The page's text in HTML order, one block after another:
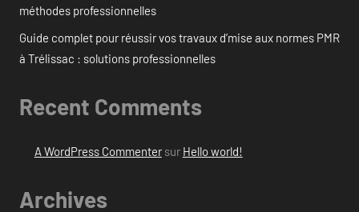
méthodes professionnelles
Guide complet pour réussir vos travaux d’mise aux normes PMR
à Trélissac : solutions professionnelles
Recent Comments
A WordPress Commentersur Hello world!
Archives